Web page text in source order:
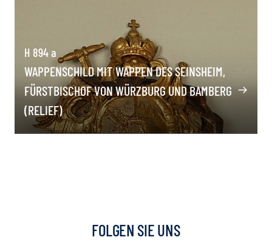
H 894 a
WAPPENSCHILD MIT WAPPEN DES SEINSHEIM,
FÜRSTBISCHOF VON WÜRZBURG UND BAMBERG
(RELIEF)
FOLGEN SIE UNS